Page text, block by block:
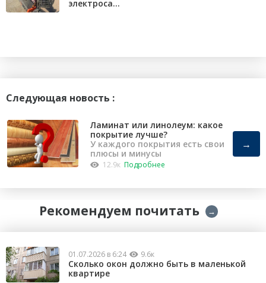
электроса...
Следующая новость :
Ламинат или линолеум: какое
покрытие лучше?
У каждого покрытия есть свои
плюсы и минусы
12.9к Подробнее
→
Рекомендуем почитать →
01.07.2026 в 6:24 9.6к
Сколько окон должно быть в маленькой
квартире